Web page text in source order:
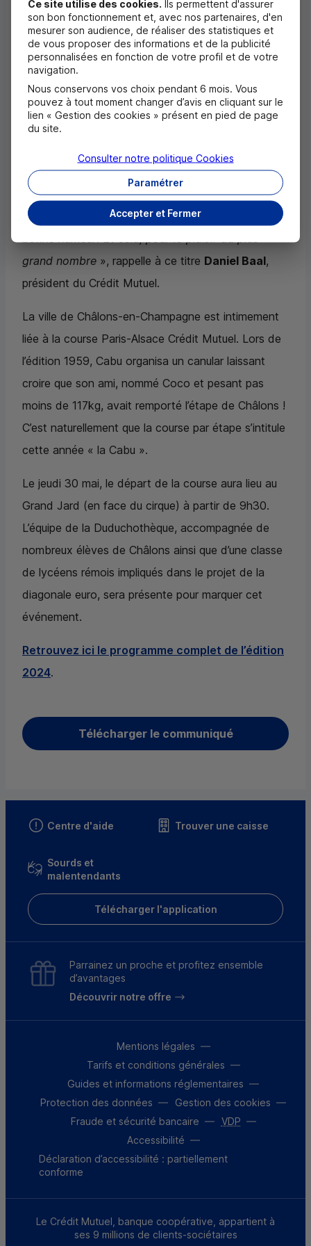
mythique mais il contribue également à faire vibrer
les territoires traversés au rythme d’une course
hors-norme. «Le Paris-Alsace Crédit Mutuel
rassemble toutes les qualités souhaitées
d’engagement et de courage que l’on attend de
sportifs de haut-niveau. Mais cette épreuve fait
français. L’hommage apporté cette année à Cabu
et à son canular mémorable, démontre s’il le fallait
que l’on peut associer haute performance et
bonne humeur. Et cela, pour le plaisir du plus
grand nombre », rappelle à ce titre Daniel Baal,
président du Crédit Mutuel.
La ville de Châlons-en-Champagne est intimement
liée à la course Paris-Alsace Crédit Mutuel. Lors de
l’édition 1959, Cabu organisa un canular laissant
croire que son ami, nommé Coco et pesant pas
moins de 117kg, avait remporté l’étape de Châlons !
C’est naturellement que la course par étape s’intitule
cette année « la Cabu ».
Le jeudi 30 mai, le départ de la course aura lieu au
Grand Jard (en face du cirque) à partir de 9h30.
L’équipe de la Duduchothèque, accompagnée de
nombreux élèves de Châlons ainsi que d’une classe
de lycéens rémois impliqués dans le projet de la
diagonale euro, sera présente pour marquer cet
événement.
Retrouvez ici le programme complet de l’édition
2024.
Télécharger le communiqué
Centre d'aide Trouver une caisse
Sourds et
malentendants
Télécharger l'application
Parrainez un proche et profitez ensemble
d’avantages
Découvrir notre offre
Mentions légales
Tarifs et conditions générales
Guides et informations réglementaires
Protection des données
Gestion des cookies
Fraude et sécurité bancaire
VDP
Accessibilité
Déclaration d’accessibilité : partiellement
conforme
Le Crédit Mutuel, banque coopérative, appartient à
ses 9 millions de clients-sociétaires
Ce site utilise des cookies. Ils permettent d'assurer
son bon fonctionnement et, avec nos partenaires, d'en
mesurer son audience, de réaliser des statistiques et
de vous proposer des informations et de la publicité
personnalisées en fonction de votre profil et de votre
navigation.
Nous conservons vos choix pendant 6 mois. Vous
pouvez à tout moment changer d’avis en cliquant sur le
lien « Gestion des cookies » présent en pied de page
du site.
Accepter et Fermer
Paramétrer
Consulter notre politique Cookies